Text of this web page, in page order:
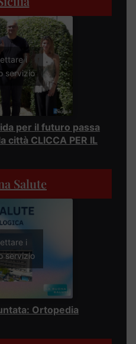
i
servizio
per il futuro passa
città CLICCA PER IL
Salute
i
servizio
Ortopedia